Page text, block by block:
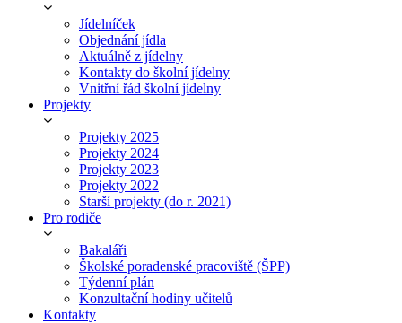
Jídelníček
Objednání jídla
Aktuálně z jídelny
Kontakty do školní jídelny
Vnitřní řád školní jídelny
Projekty
Projekty 2025
Projekty 2024
Projekty 2023
Projekty 2022
Starší projekty (do r. 2021)
Pro rodiče
Bakaláři
Školské poradenské pracoviště (ŠPP)
Týdenní plán
Konzultační hodiny učitelů
Kontakty